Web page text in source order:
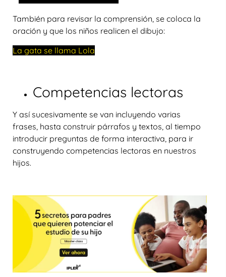
También para revisar la comprensión, se coloca la
oración y que los niños realicen el dibujo:
La gata se llama Lola
Competencias lectoras
Y así sucesivamente se van incluyendo varias
frases, hasta construir párrafos y textos, al tiempo
introducir preguntas de forma interactiva, para ir
construyendo competencias lectoras en nuestros
hijos.